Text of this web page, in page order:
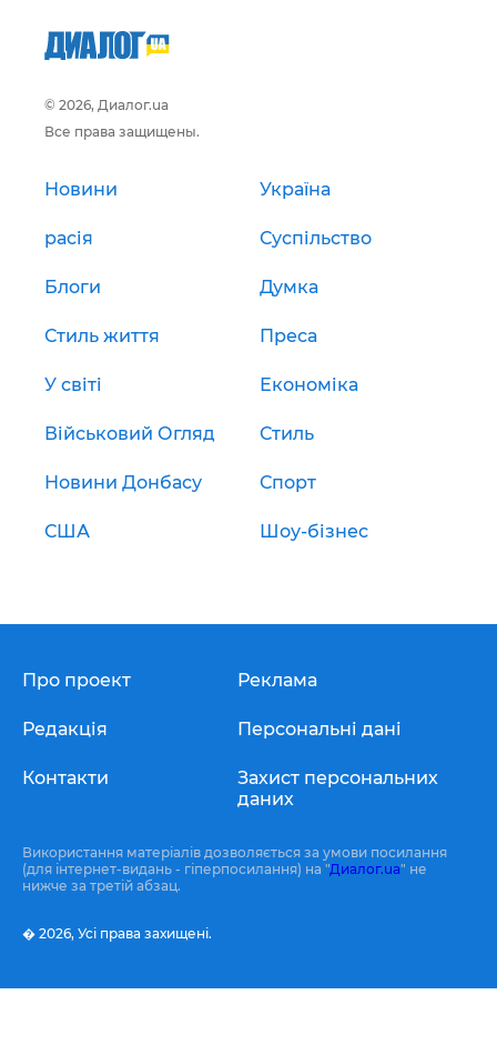
© 2026, Диалог.ua
Все права защищены.
Новини Україна
расія Суспільство
Блоги Думка
Стиль життя Преса
У світі Економіка
Військовий Огляд Стиль
Новини Донбасу Спорт
США Шоу-бізнес
Про проект
Редакція
Контакти
Реклама
Персональні дані
Захист персональних
даних
Використання матеріалів дозволяється за умови посилання
(для інтернет-видань - гіперпосилання) на "Диалог.ua" не
нижче за третій абзац.
� 2026, Усі права захищені.